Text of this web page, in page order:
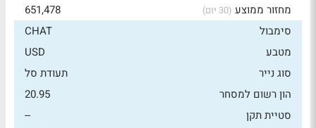
מחזור ממוצע (30 יום)
651,478
סימבול
CHAT
מטבע
USD
סוג נייר
תעודת סל
הון רשום למסחר
20.95
סטיית תקן
--